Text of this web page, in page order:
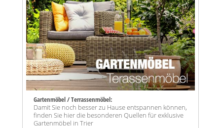
Gartenmöbel / Terrassenmöbel:
Damit Sie noch besser zu Hause entspannen können,
finden Sie hier die besonderen Quellen für exklusive
Gartenmöbel in Trier